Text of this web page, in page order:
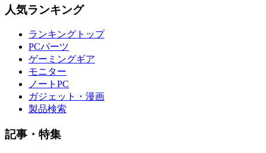
人気ランキング
ランキングトップ
PCパーツ
ゲーミングギア
モニター
ノートPC
ガジェット・漫画
製品検索
記事・特集